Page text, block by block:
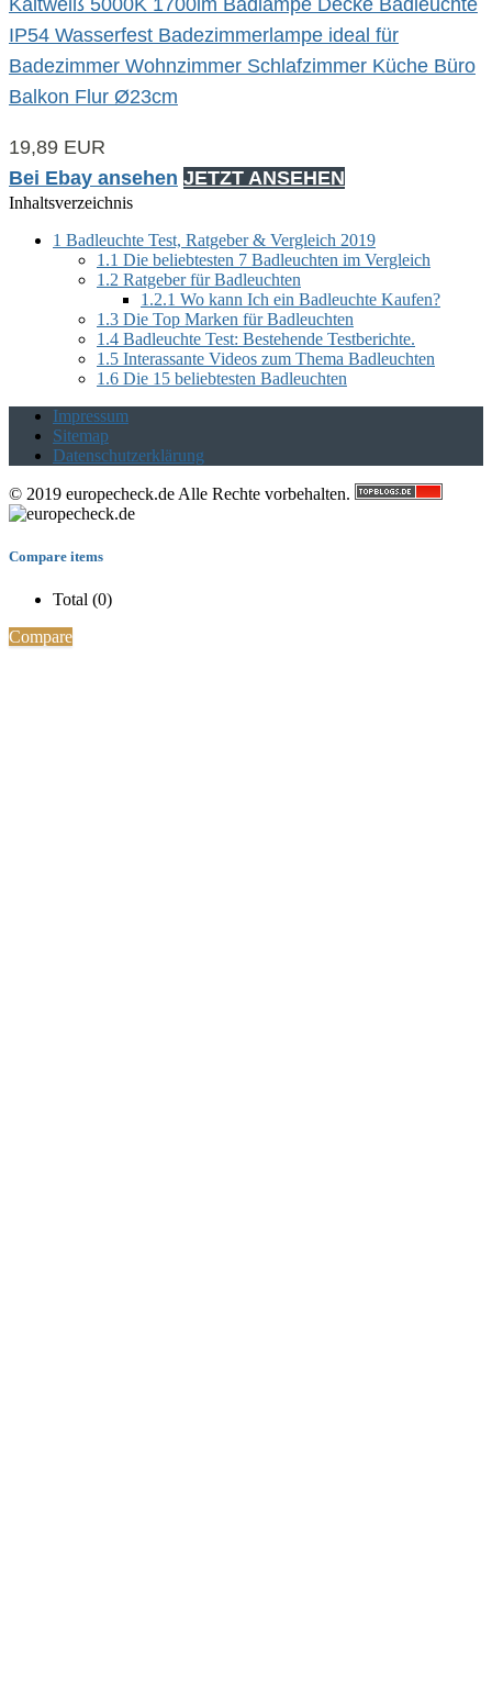
IP54 Wasserfest Badezimmerlampe ideal für
Badezimmer Wohnzimmer Schlafzimmer Küche Büro
Balkon Flur Ø23cm
19,89 EUR
Bei Ebay ansehen JETZT ANSEHEN
Inhaltsverzeichnis
1 Badleuchte Test, Ratgeber & Vergleich 2019
1.1 Die beliebtesten 7 Badleuchten im Vergleich
1.2 Ratgeber für Badleuchten
1.2.1 Wo kann Ich ein Badleuchte Kaufen?
1.3 Die Top Marken für Badleuchten
1.4 Badleuchte Test: Bestehende Testberichte.
1.5 Interassante Videos zum Thema Badleuchten
1.6 Die 15 beliebtesten Badleuchten
Impressum
Sitemap
Datenschutzerklärung
© 2019 europecheck.de Alle Rechte vorbehalten.
Compare items
Total (0)
Compare